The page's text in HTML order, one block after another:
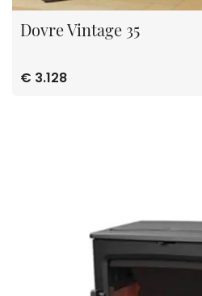
Dovre Vintage 35
€ 3.128